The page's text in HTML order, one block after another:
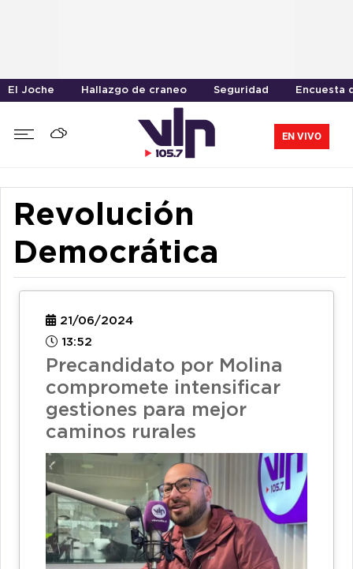
El Joche Hallazgo de craneo Seguridad Encuesta
EN VIVO
Revolución
Democrática
21/06/2024
13:52
Precandidato por Molina
compromete intensificar
gestiones para mejor
caminos rurales